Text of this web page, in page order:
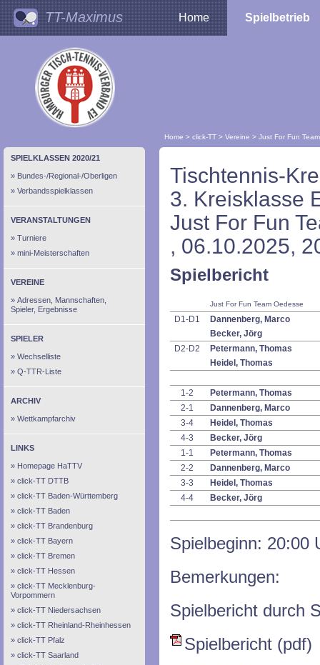
TT-Maximus Home Spielbetrieb
Home > click-TT > Vereine > Just For Fun
SPIELKLASSEN 2020/21
Bundes-/Regional-/Oberligen
Verbandsspielklassen
VERANSTALTUNGEN
Turniere
mini-Meisterschaften
VEREINE
Adressen, Mannschaften,
Spieler, Ergebnisse
SPIELER
Wechselliste
Q-TTR-Liste
ARCHIV
Wettkampfarchiv
LINKS
Homepage HaTTV
click-TT DTTB
click-TT Baden-Württemberg
click-TT Baden
click-TT Brandenburg
click-TT Bayern
click-TT Bremen
click-TT Hessen
click-TT Mecklenburg-
Vorpommern
click-TT Niedersachsen
click-TT Rheinland-Rheinhessen
click-TT Pfalz
click-TT Saarland
Tischtennis-
3. Kreisklasse
Just For Fun
, 06.10.2025,
Spielbericht
Just For Fun Team Oedesse
D1-D1
Dannenberg, Marco
Becker, Jörg
D2-D2
Petermann, Thomas
Heidel, Thomas
1-2
Petermann, Thomas
2-1
Dannenberg, Marco
3-4
Heidel, Thomas
4-3
Becker, Jörg
1-1
Petermann, Thomas
2-2
Dannenberg, Marco
3-3
Heidel, Thomas
4-4
Becker, Jörg
Spielbeginn: 20:00
Bemerkungen:
Spielbericht durch
Spielbericht (pdf)